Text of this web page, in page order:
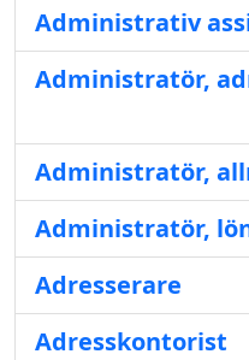
Administrativ
Administratör,
Administratör,
Administratör,
Adresserare
Adresskontorist